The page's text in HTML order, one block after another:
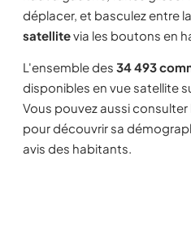
déplacer, et basculez entre la
satellitevia les boutons en
L'ensemble des 34 493
disponibles en vue satellite
Vous pouvez aussi consulter
pour découvrir sa
avis des habitants.